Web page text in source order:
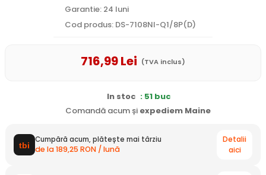
Garantie: 24 luni
Cod produs: DS-7108NI-Q1/8P(D)
716,99Lei (TVA inclus)
In stoc : 51 buc
Comandă acum și expediem Maine
Cumpără acum, plătește mai târziu
de la 189,25 RON / lună
Detalii
aici